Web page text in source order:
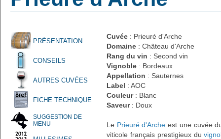
PRÉSENTATION
CONSEILS
AUTRES CUVÉES
FICHE TECHNIQUE
SUGGESTION DE
MENU
Cuvée : Prieuré d'Arche
Domaine : Château d'Arche
Rang du vin : Second vin
Vignoble : Bordeaux
Appellation : Sauternes
Label : AOC
Couleur: Blanc
Saveur: Doux
Le Prieuré d'Arche est une cuvée
viticole français prestigieux du